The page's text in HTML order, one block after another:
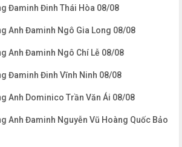
Đaminh Đinh Thái Hòa 08/08
Anh Đaminh Ngô Gia Long 08/08
Anh Đaminh Ngô Chí Lễ 08/08
Đaminh Đinh Vĩnh Ninh 08/08
Anh Dominico Trần Văn Ái 08/08
Anh Đaminh Nguyễn Vũ Hoàng Quốc Bảo